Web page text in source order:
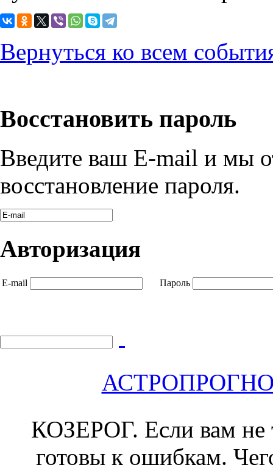
Вернуться ко всем
Восстановить пароль
Введите ваш E-mail и мы
восстановление пароля.
Авторизация
E-mail Пароль
КОЗЕРОГ. Если вам не
готовы к ошибкам.